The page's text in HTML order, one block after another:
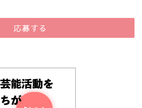
応募する